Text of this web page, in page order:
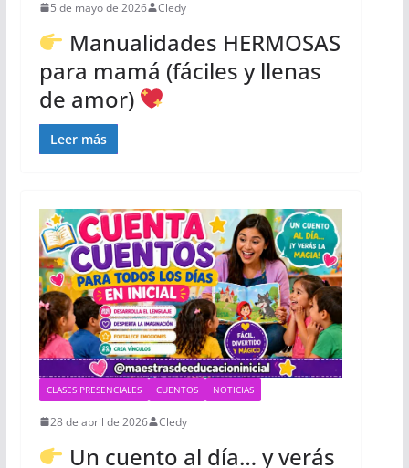
5 de mayo de 2026 Cledy
Manualidades HERMOSAS
para mamá (fáciles y llenas
de amor)
Leer más
CLASES PRESENCIALES CUENTOS NOTICIAS
28 de abril de 2026 Cledy
Un cuento al día… y verás